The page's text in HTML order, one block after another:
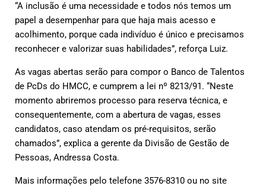
“A inclusão é uma necessidade e todos nós temos um
papel a desempenhar para que haja mais acesso e
acolhimento, porque cada indivíduo é único e precisamos
reconhecer e valorizar suas habilidades”, reforça Luiz.
As vagas abertas serão para compor o Banco de Talentos
de PcDs do HMCC, e cumprem a lei nº 8213/91. “Neste
momento abriremos processo para reserva técnica, e
consequentemente, com a abertura de vagas, esses
candidatos, caso atendam os pré-requisitos, serão
chamados”, explica a gerente da Divisão de Gestão de
Pessoas, Andressa Costa.
Mais informações pelo telefone 3576-8310 ou no site